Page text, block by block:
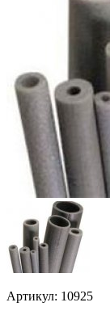
Артикул: 10925